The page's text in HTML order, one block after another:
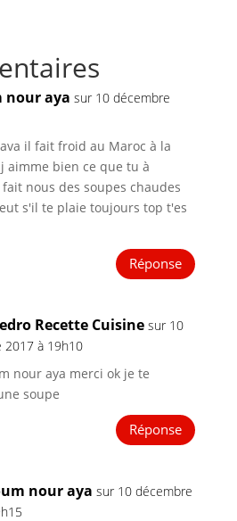
nour aya sur 10 décembre
il fait froid au Maroc à la
aimme bien ce que tu à
nous des soupes chaudes
s'il te plaie toujours top t'es
Réponse
Recette Cuisine sur 10
2017 à 19h10
nour aya merci ok je te
soupe
Réponse
nour aya sur 10 décembre